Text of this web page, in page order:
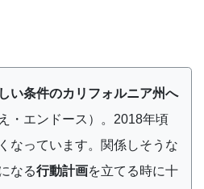
い条件のカリフォルニア州へ
・エンドース）。2018年頃
なっています。関係しそうな
なる行動計画を立てる時に十